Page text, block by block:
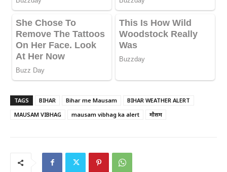
TAGS BIHAR Bihar me Mausam
BIHAR WEATHER ALERT
MAUSAM VIBHAG
mausam vibhag ka alert मौसम